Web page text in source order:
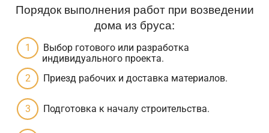
Порядок выполнения работ при возведении
дома из бруса:
Выбор готового или разработка
индивидуального проекта.
Приезд рабочих и доставка материалов.
Подготовка к началу строительства.